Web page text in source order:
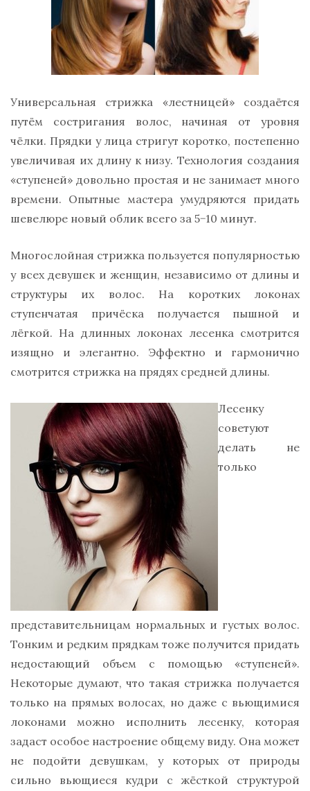
Универсальная стрижка «лестницей» создаётся
путём состригания волос, начиная от уровня
чёлки. Прядки у лица стригут коротко, постепенно
увеличивая их длину к низу. Технология создания
«ступеней» довольно простая и не занимает много
времени. Опытные мастера умудряются придать
шевелюре новый облик всего за 5−10 минут.
Многослойная стрижка пользуется популярностью
у всех девушек и женщин, независимо от длины и
структуры их волос. На коротких локонах
ступенчатая причёска получается пышной и
лёгкой. На длинных локонах лесенка смотрится
изящно и элегантно. Эффектно и гармонично
смотрится стрижка на прядях средней длины.
Лесенку
советуют
делать не
только
представительницам нормальных и густых волос.
Тонким и редким прядкам тоже получится придать
недостающий объем с помощью «ступеней».
Некоторые думают, что такая стрижка получается
только на прямых волосах, но даже с вьющимися
локонами можно исполнить лесенку, которая
задаст особое настроение общему виду. Она может
не подойти девушкам, у которых от природы
сильно вьющиеся кудри с жёсткой структурой